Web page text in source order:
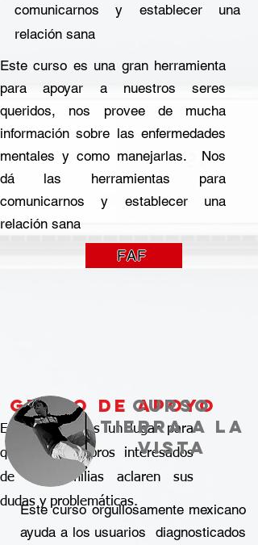
comunicarnos y establecer una
relación sana
Este curso es una gran herramienta
para apoyar a nuestros seres
queridos, nos provee de mucha
información sobre las enfermedades
mentales y como manejarlas. Nos
dá las herramientas para
comunicarnos y establecer una
relación sana
FAF
grupo de apoyo
Este espació es un lugar para
que los miembros interesados
de las familias aclaren sus
dudas y problemáticas.
curso
tierra a la
vista
Este curso orgullosamente mexicano
ayuda a los usuarios diagnosticados